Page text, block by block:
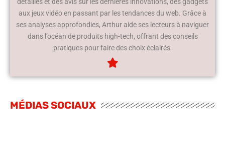
aux jeux vidéo en passant par les tendances du web. Grâce à
ses analyses approfondies, Arthur aide ses lecteurs à naviguer
dans l’océan de produits high-tech, offrant des conseils
pratiques pour faire des choix éclairés.
MÉDIAS SOCIAUX